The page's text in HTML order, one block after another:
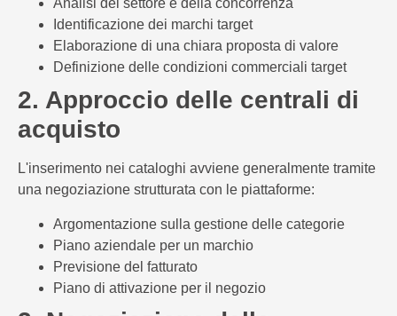
Analisi del settore e della concorrenza
Identificazione dei marchi target
Elaborazione di una chiara proposta di valore
Definizione delle condizioni commerciali target
2. Approccio delle centrali di
acquisto
L'inserimento nei cataloghi avviene generalmente tramite
una negoziazione strutturata con le piattaforme:
Argomentazione sulla gestione delle categorie
Piano aziendale per un marchio
Previsione del fatturato
Piano di attivazione per il negozio